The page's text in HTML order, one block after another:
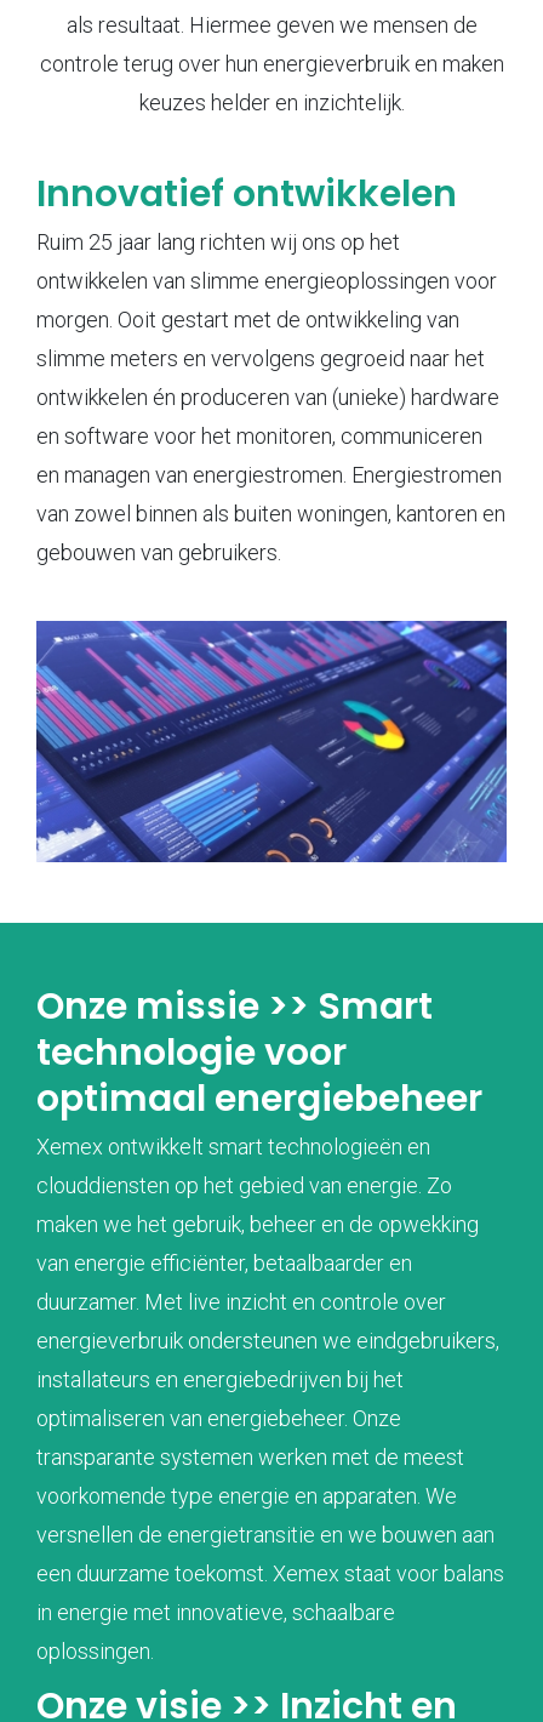
als resultaat. Hiermee geven we mensen de
controle terug over hun energieverbruik en maken
keuzes helder en inzichtelijk.
Innovatief ontwikkelen
Ruim 25 jaar lang richten wij ons op het
ontwikkelen van slimme energieoplossingen voor
morgen. Ooit gestart met de ontwikkeling van
slimme meters en vervolgens gegroeid naar het
ontwikkelen én produceren van (unieke) hardware
en software voor het monitoren, communiceren
en managen van energiestromen. Energiestromen
van zowel binnen als buiten woningen, kantoren en
gebouwen van gebruikers.
Onze missie >> Smart
technologie voor
optimaal energiebeheer
Xemex ontwikkelt smart technologieën en
clouddiensten op het gebied van energie. Zo
maken we het gebruik, beheer en de opwekking
van energie efficiënter, betaalbaarder en
duurzamer. Met live inzicht en controle over
energieverbruik ondersteunen we eindgebruikers,
installateurs en energiebedrijven bij het
optimaliseren van energiebeheer. Onze
transparante systemen werken met de meest
voorkomende type energie en apparaten. We
versnellen de energietransitie en we bouwen aan
een duurzame toekomst. Xemex staat voor balans
in energie met innovatieve, schaalbare
oplossingen.
Onze visie >> Inzicht en